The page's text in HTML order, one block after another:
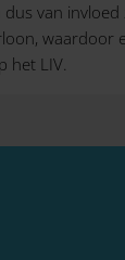
dus van
waardoor
het LIV.